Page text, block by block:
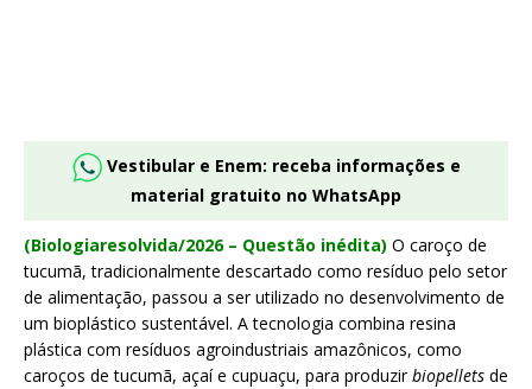
Vestibular e Enem: receba informações e
material gratuito no WhatsApp
(Biologiaresolvida/2026 – Questão inédita) O caroço de
tucumã, tradicionalmente descartado como resíduo pelo setor
de alimentação, passou a ser utilizado no desenvolvimento de
um bioplástico sustentável. A tecnologia combina resina
plástica com resíduos agroindustriais amazônicos, como
caroços de tucumã, açaí e cupuaçu, para produzirbiopellets de